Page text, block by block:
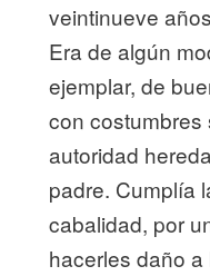
veintinueve
Era de algún
ejemplar, de
con costumbres
autoridad
padre. Cumplía
cabalidad, por
hacerles daño